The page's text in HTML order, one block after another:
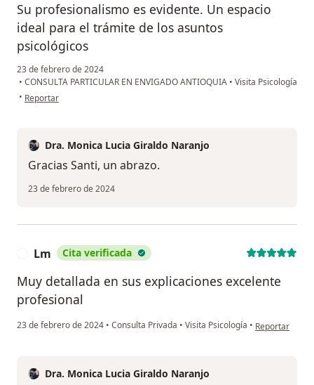
Su profesionalismo es evidente. Un espacio
ideal para el trámite de los asuntos
psicológicos
23 de febrero de 2024
• CONSULTA PARTICULAR EN ENVIGADO ANTIOQUIA • Visita Psicología
• en opinión del usuario Santiago
Reportar
Dra. Monica Lucia Giraldo Naranjo
Gracias Santi, un abrazo.
23 de febrero de 2024
Lm Cita verificada
Muy detallada en sus explicaciones excelente
profesional
23 de febrero de 2024 • Consulta Privada • Visita Psicología • en opinión del
Reportar
Dra. Monica Lucia Giraldo Naranjo